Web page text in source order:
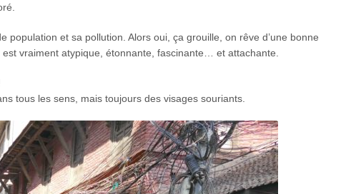
et sa pollution. Alors oui, ça grouille, on rêve d’une bonne
vraiment atypique, étonnante, fascinante… et attachante.
tous les sens, mais toujours des visages souriants.